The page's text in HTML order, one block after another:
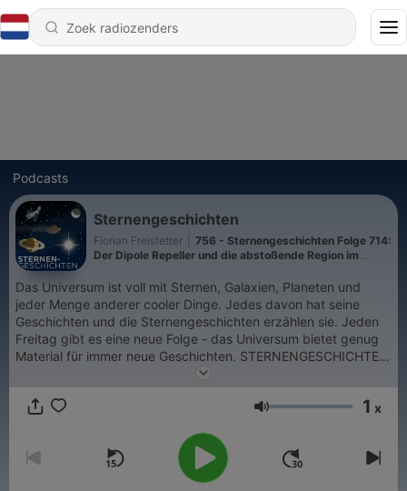
Podcasts
Sternengeschichten
Florian Freistetter
756 - Sternengeschichten Folge 714:
Der Dipole Repeller und die abstoßende Region im
Das Universum ist voll mit Sternen, Galaxien, Planeten und
jeder Menge anderer cooler Dinge. Jedes davon hat seine
Geschichten und die Sternengeschichten erzählen sie. Jeden
Freitag gibt es eine neue Folge - das Universum bietet genug
Material für immer neue Geschichten. STERNENGESCHICHTEN
LIVE TOUR 2025! Tickets unter https://sternengeschichten.live
tun: Mit PayPal (https://www.paypal.me/florianfreistetter),
Steady (https://steadyhq.com/sternengeschichten)
Volume 1 x